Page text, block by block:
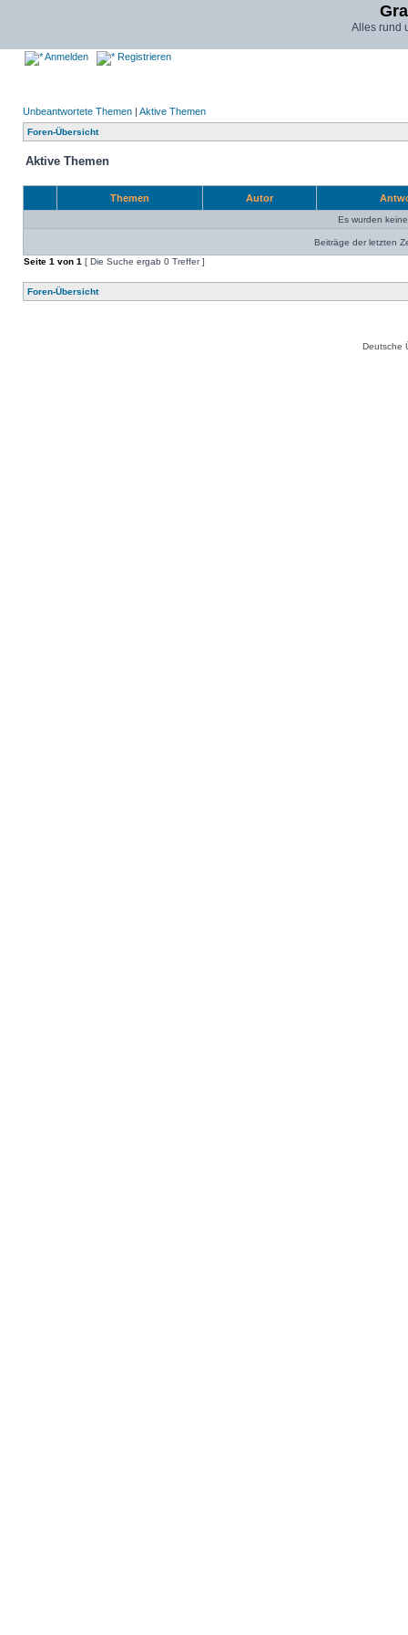
Alles rund
Anmelden Registrieren
Unbeantwortete Themen | Aktive Themen
Foren-Übersicht
Aktive Themen
Themen Autor
Es wurden
Beiträge der letzten
Seite 1 von 1 [ Die Suche ergab 0 Treffer ]
Foren-Übersicht
Deutsche